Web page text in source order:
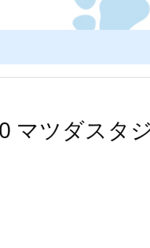
マツダスタ